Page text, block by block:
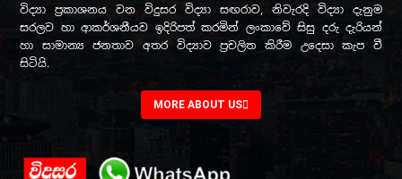
විද්‍යා ප්‍රකාශනය වන විදුසර විද්‍යා සඟරාව, නිවැරදි විද්‍යා දැනුම
සරලව හා ආකර්ශනීයව ඉදිරිපත් කරමින් ලංකාවේ සිසු දරු දැරියන්
හා සාමාන්‍ය ජනතාව අතර විද්‍යාව ප්‍රචලිත කිරීම උදෙසා කැප වී
සිටියි.
MORE ABOUT US